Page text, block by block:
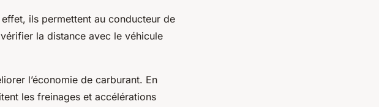
ils permettent au conducteur de
la distance avec le véhicule
l’économie de carburant. En
les freinages et accélérations